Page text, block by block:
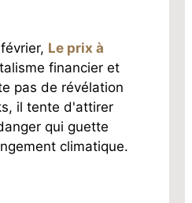
Le prix à
financier et
pas de révélation
il tente d'attirer
qui guette
climatique.